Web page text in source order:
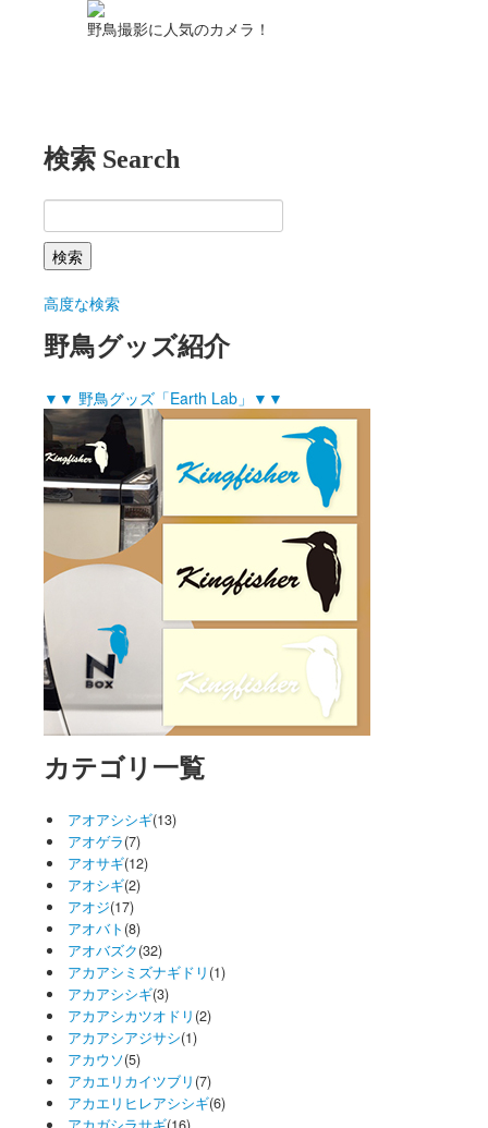
野鳥撮影に人気のカメラ！
検索 Search
高度な検索
野鳥グッズ紹介
▼▼ 野鳥グッズ「Earth Lab」▼▼
カテゴリ一覧
アオアシシギ(13)
アオゲラ(7)
アオサギ(12)
アオシギ(2)
アオジ(17)
アオバト (8)
アオバズク(32)
アカアシミズナギドリ (1)
アカアシシギ(3)
アカアシカツオドリ (2)
アカアシアジサシ(1)
アカウソ(5)
アカエリカイツブリ (7)
アカエリヒレアシシギ(6)